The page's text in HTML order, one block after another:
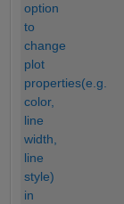
option
to
change
plot
properties(e.g.
color,
line
width,
line
style)
in